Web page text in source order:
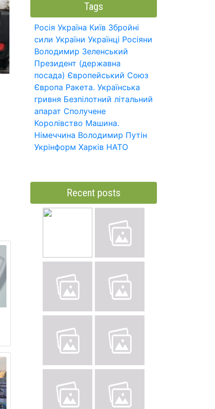
Tags
Росія Україна Київ Збройні
сили України Українці Росіяни
Володимир Зеленський
Президент (державна
посада) Європейський Союз
Європа Ракета. Українська
гривня Безпілотний літальний
апарат Сполучене
Королівство Машина.
Німеччина Володимир Путін
Укрінформ Харків НАТО
Recent posts